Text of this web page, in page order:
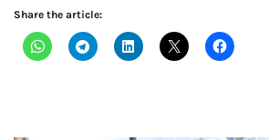
Share the article: